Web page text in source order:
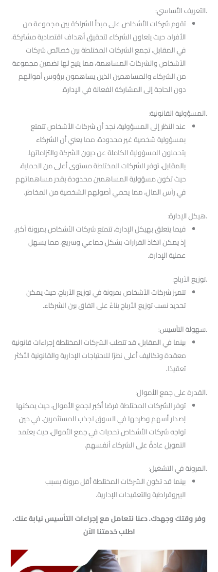
.التعريف الأساسي:
تقوم شركات الأشخاص على مبدأ الشراكة بين مجموعة من
الأفراد، حيث يتعاون الشركاء لتحقيق أهداف اقتصادية مشتركة.
في المقابل، تجمع الشركات المختلطة بين خصائص شركات
الأشخاص والشركات المساهمة، مما يتيح لها تضمين مجموعة
من الشركاء والمساهمين الذين يساهمون برؤوس أموالهم
دون الحاجة إلى المشاركة الفعالة في الإدارة.
.المسؤولية القانونية:
عند النظر إلى المسؤولية، نجد أن شركات الأشخاص تتمتع
بمسؤولية شخصية غير محدودة، مما يعني أن الشركاء
يتحملون المسؤولية الكاملة عن ديون الشركة والتزاماتها.
بالمقابل، توفر الشركات المختلطة مستوى أعلى من الحماية،
حيث تكون مسؤولية المساهمين محدودة بقدر مساهماتهم
في رأس المال، مما يحمي أصولهم الشخصية من المخاطر.
.هيكل الإدارة:
فيما يتعلق بهيكل الإدارة، تتمتع شركات الأشخاص بمرونة أكبر،
إذ يمكن اتخاذ القرارات بشكل جماعي وسريع، مما يسهل
عملية الإدارة.
.توزيع الأرباح:
تتميز شركات الأشخاص بمرونة في توزيع الأرباح، حيث يمكن
تحديد نسب توزيع الأرباح بناءً على اتفاق بين الشركاء.
.سهولة التأسيس:
بينما في المقابل، قد تتطلب الشركات المختلطة إجراءات قانونية
معقدة وتكاليف أعلى نظرًا للاحتياجات الإدارية والقانونية الأكثر
تعقيدًا.
.القدرة على جمع الأموال:
توفر الشركات المختلطة فرصًا أكبر لجمع الأموال، حيث يمكنها
إصدار أسهم وطرحها في السوق لجذب المستثمرين. في حين
تواجه شركات الأشخاص تحديات في جمع الأموال، حيث يعتمد
التمويل عادةً على الشركاء أنفسهم.
.المرونة في التشغيل:
بينما قد تكون الشركات المختلطة أقل مرونة بسبب
البيروقراطية والتعقيدات الإدارية.
وفر وقتك وجهدك. دعنا نتعامل مع إجراءات التأسيس نيابة عنك.
اطلب خدمتنا الآن